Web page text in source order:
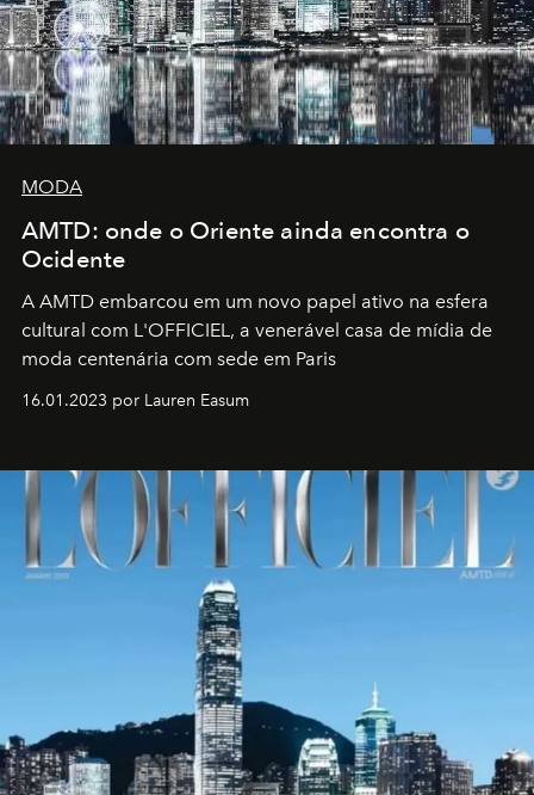
MODA
AMTD: onde o Oriente ainda encontra o
Ocidente
A AMTD embarcou em um novo papel ativo na esfera
cultural com L'OFFICIEL, a venerável casa de mídia de
moda centenária com sede em Paris
16.01.2023 por Lauren Easum